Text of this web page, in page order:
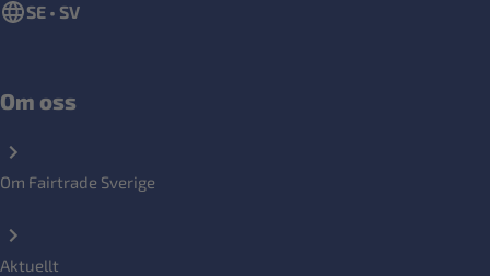
SE • SV
Om oss
Om Fairtrade Sverige
Aktuellt